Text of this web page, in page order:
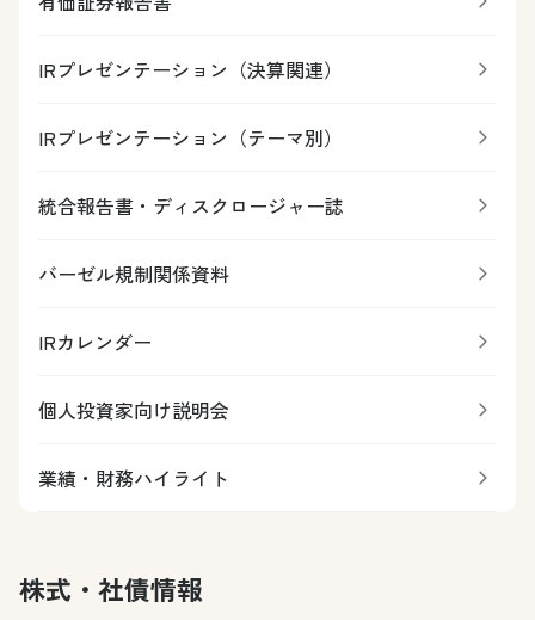
IRプレゼンテーション（決算関連）
IRプレゼンテーション（テーマ別）
統合報告書・ディスクロージャー誌
バーゼル規制関係資料
IRカレンダー
個人投資家向け説明会
業績・財務ハイライト
株式・社債情報